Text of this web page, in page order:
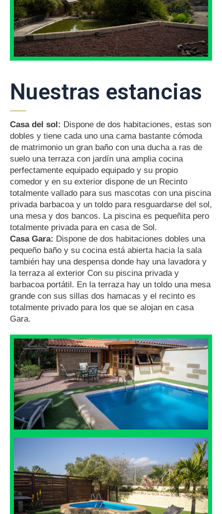
Nuestras estancias
Casa del sol: Dispone de dos habitaciones, estas son
dobles y tiene cada uno una cama bastante cómoda
de matrimonio un gran baño con una ducha a ras de
suelo una terraza con jardín una amplia cocina
perfectamente equipado equipado y su propio
comedor y en su exterior dispone de un Recinto
totalmente vallado para sus mascotas con una piscina
privada barbacoa y un toldo para resguardarse del sol,
una mesa y dos bancos. La piscina es pequeñita pero
totalmente privada para en casa de Sol.
Casa Gara: Dispone de dos habitaciones dobles una
pequeño baño y su cocina está abierta hacia la sala
también hay una despensa donde hay una lavadora y
la terraza al exterior Con su piscina privada y
barbacoa portátil. En la terraza hay un toldo una mesa
grande con sus sillas dos hamacas y el recinto es
totalmente privado para los que se alojan en casa
Gara.